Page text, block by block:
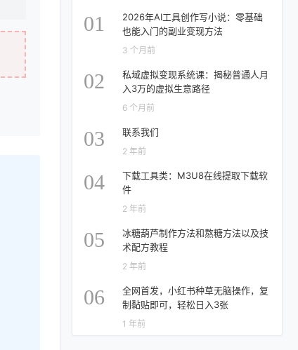
01
2026年AI工具创作写小说：零基础
也能入门的副业变现方法
3 个月前
02
私域虚拟变现系统课：揭秘普通人月
入3万的虚拟生意路径
6 个月前
03 联系我们
2 年前
04
下载工具类：M3U8在线提取下载软
件
2 年前
05
冰糖葫芦制作方法和熬糖方法以及技
术配方教程
2 年前
06
全网首发，小红书种草无脑操作，复
制黏贴即可，轻松日入3张
1 年前